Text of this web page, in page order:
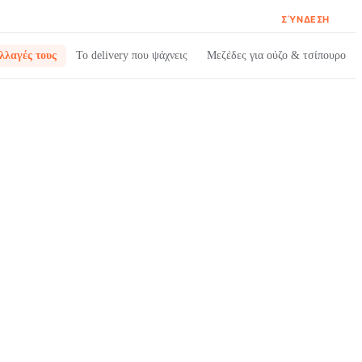
ΣΎΝΔΕΣΗ
τους Το delivery που ψάχνεις Μεζέδες για ούζο & τσίπουρο